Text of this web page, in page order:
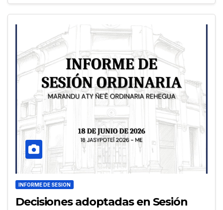
INFORME DE SESION
Decisiones adoptadas en Sesión